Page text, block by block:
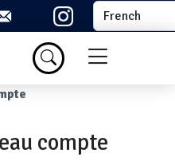
Select your
Menu du
compte